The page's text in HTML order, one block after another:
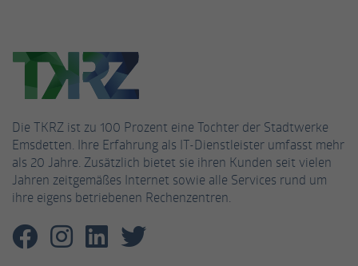
Die TKRZ ist zu 100 Prozent eine Tochter der Stadtwerke
Emsdetten. Ihre Erfahrung als IT-Dienstleister umfasst mehr
als 20 Jahre. Zusätzlich bietet sie ihren Kunden seit vielen
Jahren zeitgemäßes Internet sowie alle Services rund um
ihre eigens betriebenen Rechenzentren.
Cookie vom Mustertyp, bei dem das
Musterelement auf dem Namen die
eindeutige Identitätsnummer des Kontos
oder der Website enthält, auf das es sich
bezieht. Es scheint eine Variation des _gat-
Cookies zu sein, das verwendet wird, um die
von Google auf Websites mit hohem Traffic-
Aufkommen aufgezeichnete Datenmenge zu
begrenzen.
Name _fbp